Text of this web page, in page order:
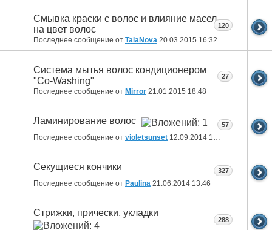
Смывка краски с волос и влияние масел
на цвет волос
Последнее сообщение от TalaNova 20.03.2015 16:32
120
Система мытья волос кондиционером
"Co-Washing"
Последнее сообщение от Mirror 21.01.2015 18:48
27
Ламинирование волос
Последнее сообщение от violetsunset 12.09.2014 14:08
57
Секущиеся кончики
Последнее сообщение от Paulina 21.06.2014 13:46
327
Стрижки, прически, укладки
288